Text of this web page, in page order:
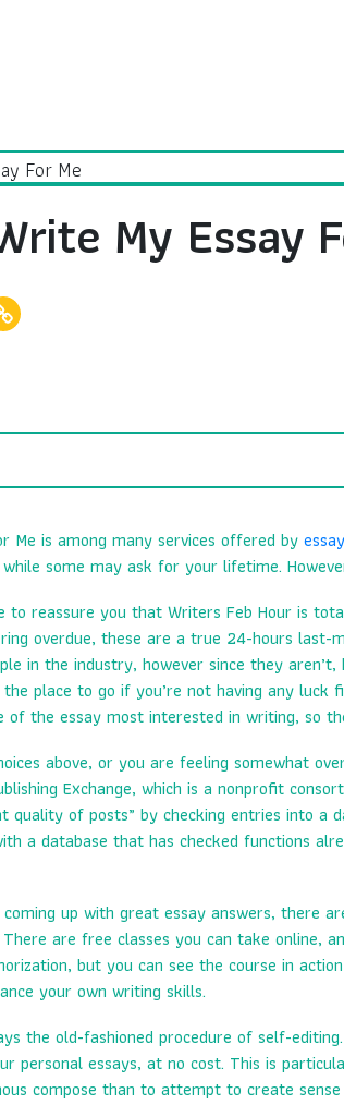
My Essay
Me is among many services offered by
some may ask for your lifetime.
to reassure you that Writers Feb Hour is
overdue, these are a true 24-hours
in the industry, however since they
place to go if you’re not having any
of the essay most interested in writing, so
above, or you are feeling somewhat
Exchange, which is a nonprofit
quality of posts” by checking entries into
a database that has checked functions
up with great essay answers, there
are free classes you can take online,
but you can see the course in
your own writing skills.
the old-fashioned procedure of self-
personal essays, at no cost. This is
compose than to attempt to create